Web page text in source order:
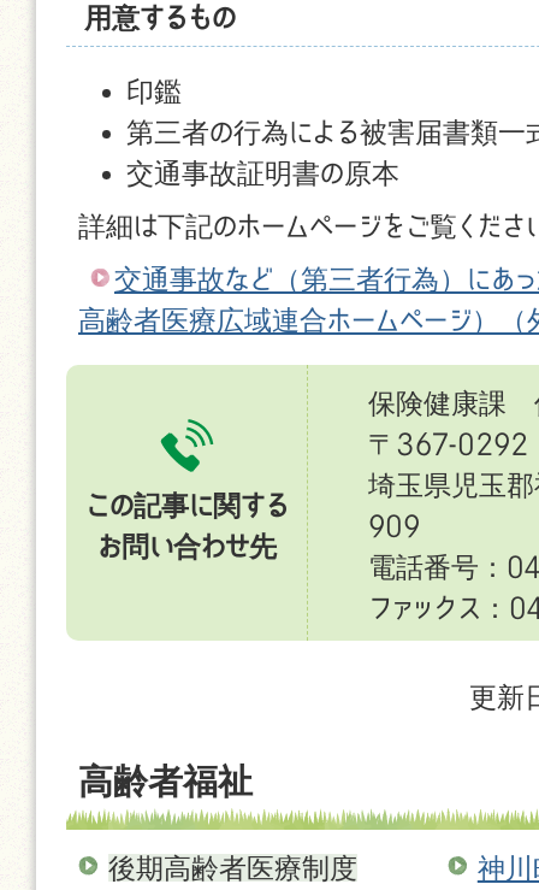
用意するもの
印鑑
第三者の行為による被害届書類一
交通事故証明書の原本
詳細は下記のホームページをご覧くだ
交通事故など（第三者行為）にあ
高齢者医療広域連合ホームページ）
この記事に関する
お問い合わせ先
保険健康課
〒367-0292
埼玉県児玉
909
電話番号：
ファックス：
更新
高齢者福祉
後期高齢者医療制度 神川